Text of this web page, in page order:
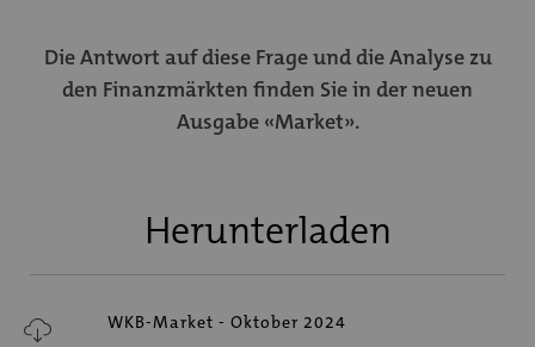
Die Antwort auf diese Frage und die Analyse zu
den Finanzmärkten finden Sie in der neuen
Ausgabe «Market».
Herunterladen
WKB-Market - Oktober 2024